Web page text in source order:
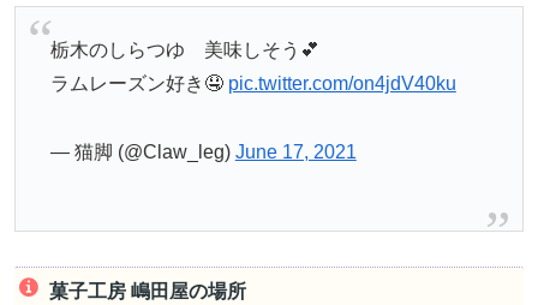
栃木のしらつゆ 美味しそう💕
ラムレーズン好き🤤 pic.twitter.com/on4jdV40ku
— 猫脚 (@Claw_leg) June 17, 2021
菓子工房 嶋田屋の場所